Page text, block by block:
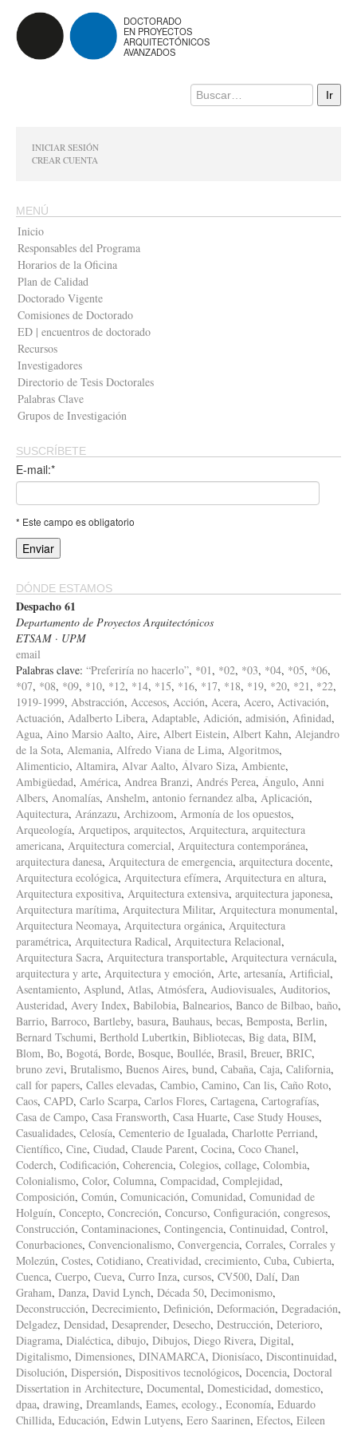
DOCTORADO
EN PROYECTOS
ARQUITECTÓNICOS
AVANZADOS
INICIAR SESIÓN
CREAR CUENTA
MENÚ
Inicio
Responsables del Programa
Horarios de la Oficina
Plan de Calidad
Doctorado Vigente
Comisiones de Doctorado
ED | encuentros de doctorado
Recursos
Investigadores
Directorio de Tesis Doctorales
Palabras Clave
Grupos de Investigación
SUSCRÍBETE
E-mail:*
* Este campo es obligatorio
DÓNDE ESTAMOS
Despacho 61
Departamento de Proyectos Arquitectónicos
ETSAM · UPM
email
Palabras clave: “Preferiría no hacerlo”, *01 , *02, *03, *04, *05, *06,
*07, *08, *09, *10, *12, *14, *15, *16, *17, *18, *19, *20, *21 , *22,
1919-1999, Abstracción, Accesos, Acción, Acera, Acero, Activación,
Actuación, Adalberto Libera, Adaptable, Adición, admisión, Afinidad,
Agua, Aino Marsio Aalto, Aire, Albert Eistein, Albert Kahn, Alejandro
de la Sota, Alemania, Alfredo Viana de Lima, Algoritmos,
Alimenticio, Altamira, Alvar Aalto, Álvaro Siza, Ambiente,
Ambigüedad, América, Andrea Branzi, Andrés Perea, Ángulo, Anni
Albers, Anomalías, Anshelm, antonio fernandez alba, Aplicación,
Aquitectura, Aránzazu, Archizoom, Armonía de los opuestos,
Arqueología, Arquetipos, arquitectos, Arquitectura, arquitectura
americana, Arquitectura comercial, Arquitectura contemporánea,
arquitectura danesa, Arquitectura de emergencia, arquitectura docente,
Arquitectura ecológica, Arquitectura efímera, Arquitectura en altura,
Arquitectura expositiva, Arquitectura extensiva, arquitectura japonesa,
Arquitectura marítima, Arquitectura Militar, Arquitectura monumental,
Arquitectura Neomaya, Arquitectura orgánica, Arquitectura
paramétrica, Arquitectura Radical, Arquitectura Relacional,
Arquitectura Sacra, Arquitectura transportable, Arquitectura vernácula,
arquitectura y arte, Arquitectura y emoción, Arte, artesanía, Artificial,
Asentamiento, Asplund, Atlas, Atmósfera, Audiovisuales, Auditorios,
Austeridad, Avery Index, Babilobia, Balnearios, Banco de Bilbao, baño,
Barrio, Barroco, Bartleby, basura, Bauhaus, becas, Bemposta, Berlin,
Bernard Tschumi, Berthold Lubertkin, Bibliotecas, Big data, BIM,
Blom, Bo, Bogotá, Borde, Bosque, Boullée, Brasil, Breuer, BRIC,
bruno zevi, Brutalismo, Buenos Aires, bund, Cabaña, Caja, California,
call for papers, Calles elevadas, Cambio, Camino, Can lis, Caño Roto,
Caos, CAPD, Carlo Scarpa, Carlos Flores, Cartagena, Cartografías,
Casa de Campo, Casa Fransworth, Casa Huarte, Case Study Houses,
Casualidades, Celosía, Cementerio de Igualada, Charlotte Perriand,
Científico, Cine, Ciudad, Claude Parent, Cocina, Coco Chanel,
Coderch, Codificación, Coherencia, Colegios, collage, Colombia,
Colonialismo, Color, Columna, Compacidad, Complejidad,
Composición, Común, Comunicación, Comunidad, Comunidad de
Holguín, Concepto, Concreción, Concurso, Configuración, congresos,
Construcción, Contaminaciones, Contingencia, Continuidad, Control,
Conurbaciones, Convencionalismo, Convergencia, Corrales, Corrales y
Molezún, Costes, Cotidiano, Creatividad, crecimiento, Cuba, Cubierta,
Cuenca, Cuerpo, Cueva, Curro Inza, cursos, CV500, Dalí, Dan
Graham, Danza, David Lynch, Década 50, Decimonismo,
Deconstrucción, Decrecimiento, Definición, Deformación, Degradación,
Delgadez, Densidad, Desaprender, Desecho, Destrucción, Deterioro,
Diagrama, Dialéctica, dibujo, Dibujos, Diego Rivera, Digital,
Digitalismo, Dimensiones, DINAMARCA, Dionisíaco, Discontinuidad,
Disolución, Dispersión, Dispositivos tecnológicos, Docencia, Doctoral
Dissertation in Architecture, Documental, Domesticidad, domestico,
dpaa, drawing, Dreamlands, Eames, ecology., Economía, Eduardo
Chillida, Educación, Edwin Lutyens, Eero Saarinen, Efectos, Eileen